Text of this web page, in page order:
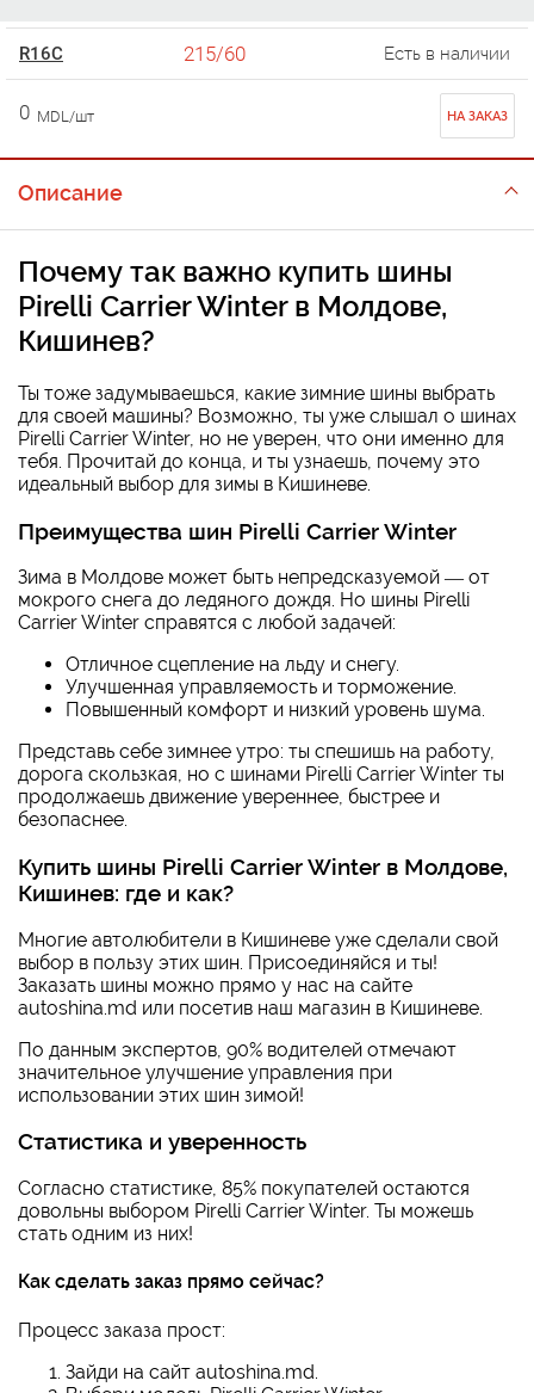
R16C 215/60 Есть в наличии
0 MDL/шт НА ЗАКАЗ
Описание
Почему так важно купить шины
Pirelli Carrier Winter в Молдове,
Кишинев?
Ты тоже задумываешься, какие зимние шины выбрать
для своей машины? Возможно, ты уже слышал о шинах
Pirelli Carrier Winter, но не уверен, что они именно для
тебя. Прочитай до конца, и ты узнаешь, почему это
идеальный выбор для зимы в Кишиневе.
Преимущества шин Pirelli Carrier Winter
Зима в Молдове может быть непредсказуемой — от
мокрого снега до ледяного дождя. Но шины Pirelli
Carrier Winter справятся с любой задачей:
Отличное сцепление на льду и снегу.
Улучшенная управляемость и торможение.
Повышенный комфорт и низкий уровень шума.
Представь себе зимнее утро: ты спешишь на работу,
дорога скользкая, но с шинами Pirelli Carrier Winter ты
продолжаешь движение увереннее, быстрее и
безопаснее.
Купить шины Pirelli Carrier Winter в Молдове,
Кишинев: где и как?
Многие автолюбители в Кишиневе уже сделали свой
выбор в пользу этих шин. Присоединяйся и ты!
Заказать шины можно прямо у нас на сайте
autoshina.md или посетив наш магазин в Кишиневе.
По данным экспертов, 90% водителей отмечают
значительное улучшение управления при
использовании этих шин зимой!
Статистика и уверенность
Согласно статистике, 85% покупателей остаются
довольны выбором Pirelli Carrier Winter. Ты можешь
стать одним из них!
Как сделать заказ прямо сейчас?
Процесс заказа прост:
Зайди на сайт autoshina.md.